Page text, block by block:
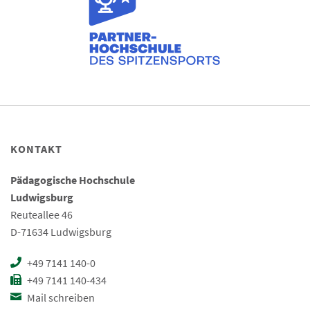
KONTAKT
Pädagogische Hochschule
Ludwigsburg
Reuteallee 46
D-71634 Ludwigsburg
+49 7141 140-0
+49 7141 140-434
Mail schreiben